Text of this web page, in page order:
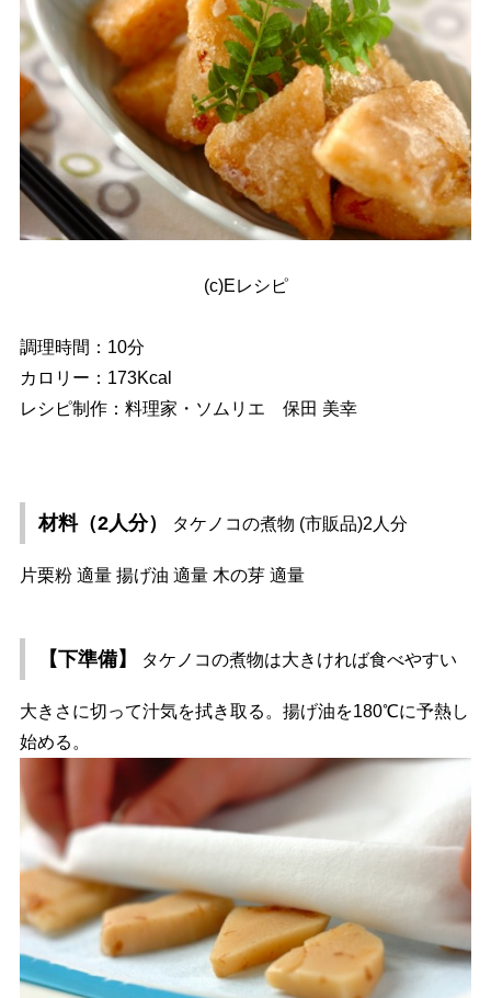
(c)Eレシピ
調理時間：10分
カロリー：173Kcal
レシピ制作：料理家・ソムリエ 保田 美幸
材料（2人分） タケノコの煮物 (市販品)2人分
片栗粉 適量 揚げ油 適量 木の芽 適量
【下準備】 タケノコの煮物は大きければ食べやすい
大きさに切って汁気を拭き取る。揚げ油を180℃に予熱し
始める。